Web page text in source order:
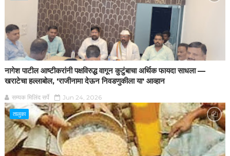
नागेश पाटील आष्टीकरांनी पक्षविरुद्ध वागून कुटुंबाचा अर्थिक फायदा साधला —
खराटेचा हल्लाबोल, 'राजीनामा देऊन निवडणुकीला या' आव्हान
सम्यक मिलिंद सर्पे Jun 24, 2026
तालुका